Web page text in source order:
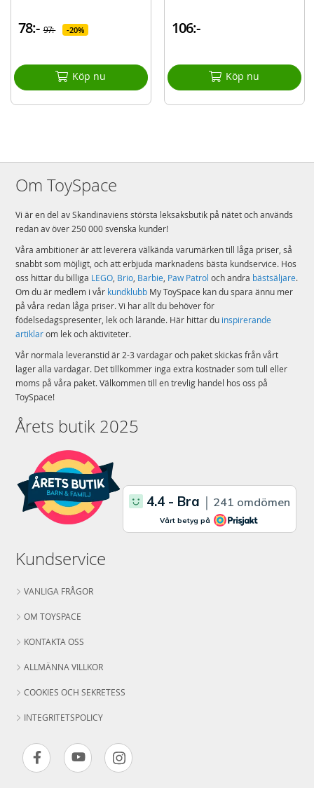
78:- 97:- 20%
Köp nu
106:-
Köp nu
Om ToySpace
Vi är en del av Skandinaviens största leksaksbutik på nätet och används
redan av över 250 000 svenska kunder!
Våra ambitioner är att leverera välkända varumärken till låga priser, så
snabbt som möjligt, och att erbjuda marknadens bästa kundservice. Hos
oss hittar du billiga LEGO, Brio, Barbie, Paw Patrol och andra bästsäljare.
Om du är medlem i vår kundklubb My ToySpace kan du spara ännu mer
på våra redan låga priser. Vi har allt du behöver för
födelsedagspresenter, lek och lärande. Här hittar du inspirerande
artiklarom lek och aktiviteter.
Vår normala leveranstid är 2-3 vardagar och paket skickas från vårt
lager alla vardagar. Det tillkommer inga extra kostnader som tull eller
moms på våra paket. Välkommen till en trevlig handel hos oss på
ToySpace!
Årets butik 2025
Kundservice
VANLIGA FRÅGOR
OM TOYSPACE
KONTAKTA OSS
ALLMÄNNA VILLKOR
COOKIES OCH SEKRETESS
INTEGRITETSPOLICY